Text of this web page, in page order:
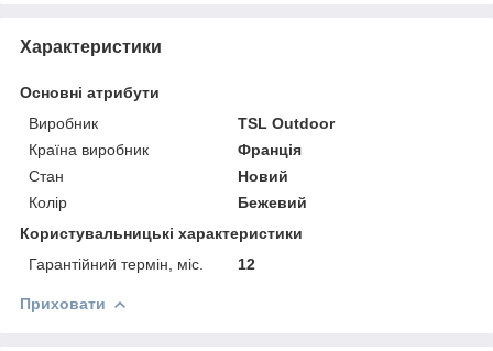
Характеристики
Основні атрибути
Виробник
TSL Outdoor
Країна виробник
Франція
Стан
Новий
Колір
Бежевий
Користувальницькі характеристики
Гарантійний термін, міс.
12
Приховати